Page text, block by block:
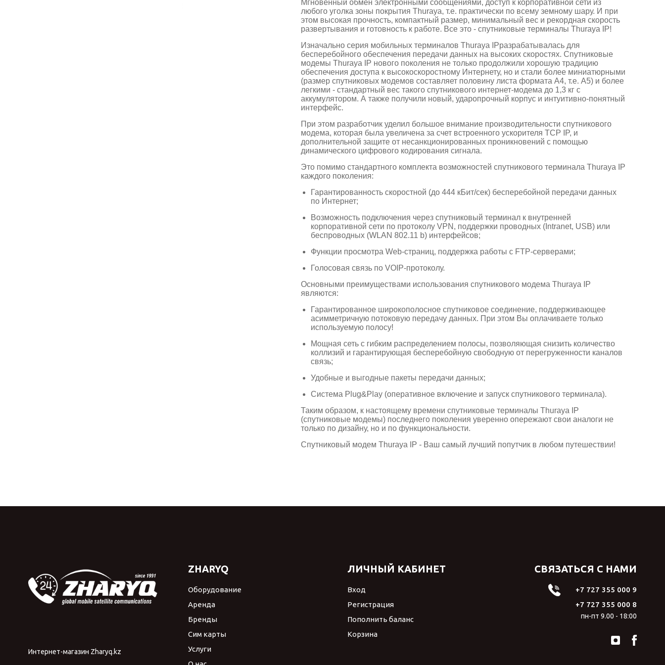
Мгновенный обмен электронными сообщениями, доступ к корпоративной сети из
любого уголка зоны покрытия Thuraya, т.е. практически по всему земному шару. И при
этом высокая прочность, компактный размер, минимальный вес и рекордная скорость
развертывания и готовность к работе. Все это - спутниковые терминалы Thuraya IP!
Изначально серия мобильных терминалов Thuraya IPразрабатывалась для
бесперебойного обеспечения передачи данных на высоких скоростях. Спутниковые
модемы Thuraya IP нового поколения не только продолжили хорошую традицию
обеспечения доступа к высокоскоростному Интернету, но и стали более миниатюрными
(размер спутниковых модемов составляет половину листа формата А4, т.е. А5) и более
легкими - стандартный вес такого спутникового интернет-модема до 1,3 кг с
аккумулятором. А также получили новый, ударопрочный корпус и интуитивно-понятный
интерфейс.
При этом разработчик уделил большое внимание производительности спутникового
модема, которая была увеличена за счет встроенного ускорителя TCP IP, и
дополнительной защите от несанкционированных проникновений с помощью
динамического цифрового кодирования сигнала.
Это помимо стандартного комплекта возможностей спутникового терминала Thuraya IP
каждого поколения:
Гарантированность скоростной (до 444 кБит/сек) бесперебойной передачи данных
по Интернет;
Возможность подключения через спутниковый терминал к внутренней
корпоративной сети по протоколу VPN, поддержки проводных (Intranet, USB) или
беспроводных (WLAN 802.11 b) интерфейсов;
Функции просмотра Web-страниц, поддержка работы с FTP-серверами;
Голосовая связь по VOIP-протоколу.
Основными преимуществами использования спутникового модема Thuraya IP
являются:
Гарантированное широкополосное спутниковое соединение, поддерживающее
асимметричную потоковую передачу данных. При этом Вы оплачиваете только
используемую полосу!
Мощная сеть с гибким распределением полосы, позволяющая снизить количество
коллизий и гарантирующая бесперебойную свободную от перегруженности каналов
связь;
Удобные и выгодные пакеты передачи данных;
Система Plug&Play (оперативное включение и запуск спутникового терминала).
Таким образом, к настоящему времени спутниковые терминалы Thuraya IP
(спутниковые модемы) последнего поколения уверенно опережают свои аналоги не
только по дизайну, но и по функциональности.
Спутниковый модем Thuraya IP - Ваш самый лучший попутчик в любом путешествии!
Интернет-магазин Zharyq.kz
ZHARYQ
Оборудование
Аренда
Бренды
Сим карты
Услуги
ЛИЧНЫЙ КАБИНЕТ
Вход
Регистрация
Пополнить баланс
Корзина
СВЯЗАТЬСЯ С НАМИ
+7 727 355 000 9
+7 727 355 000 8
пн-пт 9.00 - 18:00